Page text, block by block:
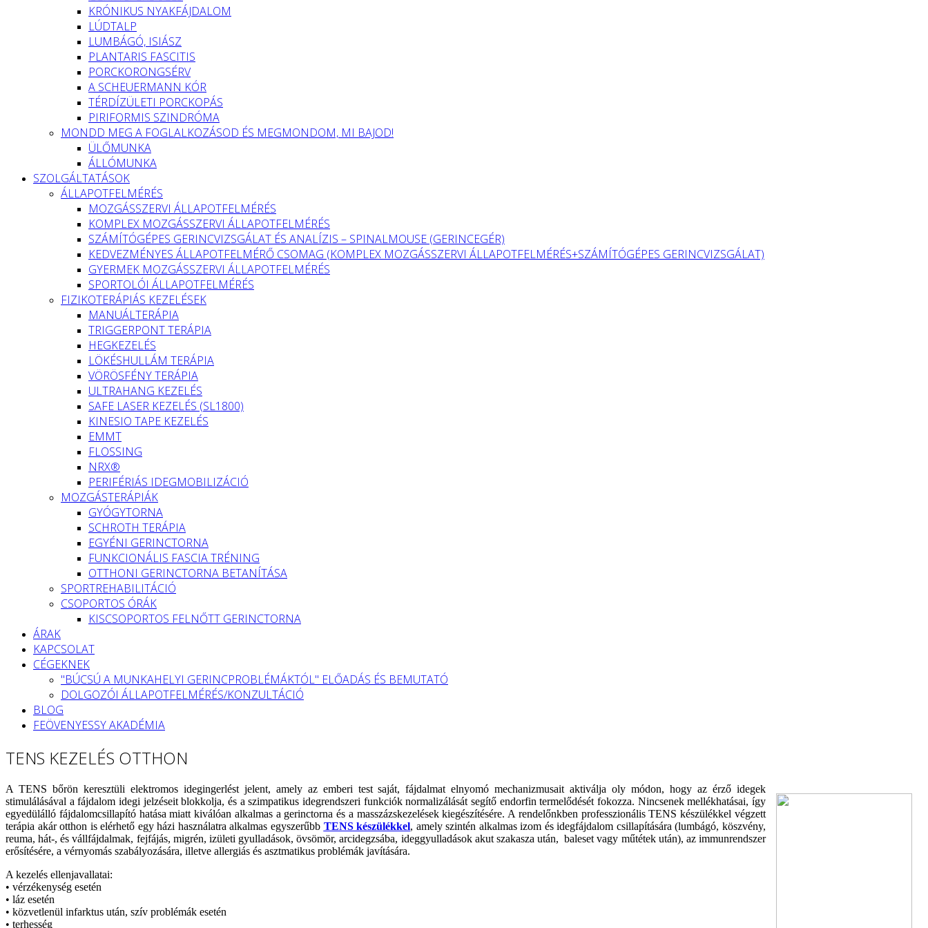
KRÓNIKUS NYAKFÁJDALOM
LÚDTALP
LUMBÁGÓ, ISIÁSZ
PLANTARIS FASCITIS
PORCKORONGSÉRV
A SCHEUERMANN KÓR
TÉRDÍZÜLETI PORCKOPÁS
PIRIFORMIS SZINDRÓMA
MONDD MEG A FOGLALKOZÁSOD ÉS MEGMONDOM, MI BAJOD!
ÜLŐMUNKA
ÁLLÓMUNKA
SZOLGÁLTATÁSOK
ÁLLAPOTFELMÉRÉS
MOZGÁSSZERVI ÁLLAPOTFELMÉRÉS
KOMPLEX MOZGÁSSZERVI ÁLLAPOTFELMÉRÉS
SZÁMÍTÓGÉPES GERINCVIZSGÁLAT ÉS ANALÍZIS – SPINALMOUSE (GERINCEGÉR)
KEDVEZMÉNYES ÁLLAPOTFELMÉRŐ CSOMAG (KOMPLEX MOZGÁSSZERVI ÁLLAPOTFELMÉRÉS+SZÁMÍTÓGÉPES GERINCVIZSGÁLAT)
GYERMEK MOZGÁSSZERVI ÁLLAPOTFELMÉRÉS
SPORTOLÓI ÁLLAPOTFELMÉRÉS
FIZIKOTERÁPIÁS KEZELÉSEK
MANUÁLTERÁPIA
TRIGGERPONT TERÁPIA
HEGKEZELÉS
LÖKÉSHULLÁM TERÁPIA
VÖRÖSFÉNY TERÁPIA
ULTRAHANG KEZELÉS
SAFE LASER KEZELÉS (SL1800)
KINESIO TAPE KEZELÉS
EMMT
FLOSSING
NRX®
PERIFÉRIÁS IDEGMOBILIZÁCIÓ
MOZGÁSTERÁPIÁK
GYÓGYTORNA
SCHROTH TERÁPIA
EGYÉNI GERINCTORNA
FUNKCIONÁLIS FASCIA TRÉNING
OTTHONI GERINCTORNA BETANÍTÁSA
SPORTREHABILITÁCIÓ
CSOPORTOS ÓRÁK
KISCSOPORTOS FELNŐTT GERINCTORNA
ÁRAK
KAPCSOLAT
CÉGEKNEK
"BÚCSÚ A MUNKAHELYI GERINCPROBLÉMÁKTÓL" ELŐADÁS ÉS BEMUTATÓ
DOLGOZÓI ÁLLAPOTFELMÉRÉS/KONZULTÁCIÓ
BLOG
FEÖVENYESSY AKADÉMIA
TENS KEZELÉS OTTHON
A TENS bőrön keresztüli elektromos idegingerlést jelent, amely az emberi test saját, fájdalmat elnyomó mechanizmusait aktiválja oly módon, hogy az érző idegek
stimulálásával a fájdalom idegi jelzéseit blokkolja, és a szimpatikus idegrendszeri funkciók normalizálását segítő endorfin termelődését fokozza. Nincsenek mellékhatásai, így
egyedülálló fájdalomcsillapító hatása miatt kiválóan alkalmas a gerinctorna és a masszázskezelések kiegészítésére. A rendelőnkben professzionális TENS készülékkel végzett
terápia akár otthon is elérhető egy házi használatra alkalmas egyszerűbb TENS készülékkel, amely szintén alkalmas izom és idegfájdalom csillapítására (lumbágó, köszvény,
reuma, hát-, és vállfájdalmak, fejfájás, migrén, izületi gyulladások, övsömör, arcidegzsába, ideggyulladások akut szakasza után, baleset vagy műtétek után), az immunrendszer
erősítésére, a vérnyomás szabályozására, illetve allergiás és asztmatikus problémák javítására.
A kezelés ellenjavallatai:
• vérzékenység esetén
• láz esetén
• közvetlenül infarktus után, szív problémák esetén
• terhesség